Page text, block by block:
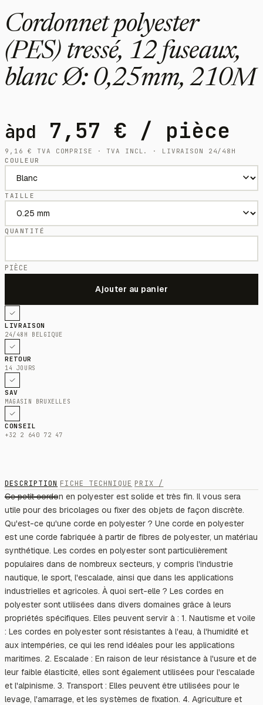
Cordonnet polyester
(PES) tressé, 12 fuseaux,
blanc Ø: 0,25mm, 210M
àpd 7,57 € / pièce
9,16€
TVA COMPRISE · TVA INCL. · LIVRAISON 24/48H
COULEUR
TAILLE
QUANTITÉ
PIÈCE
LIVRAISON
24/48H BELGIQUE
RETOUR
14 JOURS
SAV
MAGASIN BRUXELLES
CONSEIL
+32 2 640 72 47
DESCRIPTION FICHE TECHNIQUE PRIX /
Ce petit cordon en polyester est solide et très fin. Il vous sera
utile pour des bricolages ou fixer des objets de façon discrète.
Qu'est-ce qu'une corde en polyester ? Une corde en polyester
est une corde fabriquée à partir de fibres de polyester, un matériau
synthétique. Les cordes en polyester sont particulièrement
populaires dans de nombreux secteurs, y compris l'industrie
nautique, le sport, l'escalade, ainsi que dans les applications
industrielles et agricoles. À quoi sert-elle ? Les cordes en
polyester sont utilisées dans divers domaines grâce à leurs
propriétés spécifiques. Elles peuvent servir à : 1. Nautisme et voile
: Les cordes en polyester sont résistantes à l'eau, à l'humidité et
aux intempéries, ce qui les rend idéales pour les applications
maritimes. 2. Escalade : En raison de leur résistance à l'usure et de
leur faible élasticité, elles sont également utilisées pour l'escalade
et l'alpinisme. 3. Transport : Elles peuvent être utilisées pour le
levage, l'amarrage, et les systèmes de fixation. 4. Agriculture et